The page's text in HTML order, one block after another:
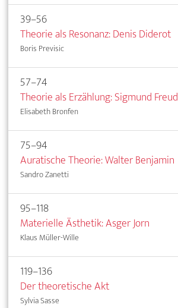
39–56
Theorie als Resonanz: Denis Diderot
Boris Previsic
57–74
Theorie als Erzählung: Sigmund Freud
Elisabeth Bronfen
75–94
Auratische Theorie: Walter Benjamin
Sandro Zanetti
95–118
Materielle Ästhetik: Asger Jorn
Klaus Müller-Wille
119–136
Der theoretische Akt
Sylvia Sasse